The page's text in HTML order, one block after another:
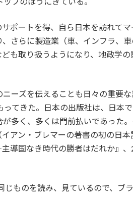
ポートを得、自ら日本を訪れてマ
さらに製造業（車、インフラ、
も取り扱うようになり、地政学の
ーズを伝えることも日々の重要な
てきた。日本の出版社は、日本
多く、多くは門前払いであった
アン・ブレマーの著書の初の日本
導国なき時代の勝者はだれか』
ものを読み、見ているので、ブ